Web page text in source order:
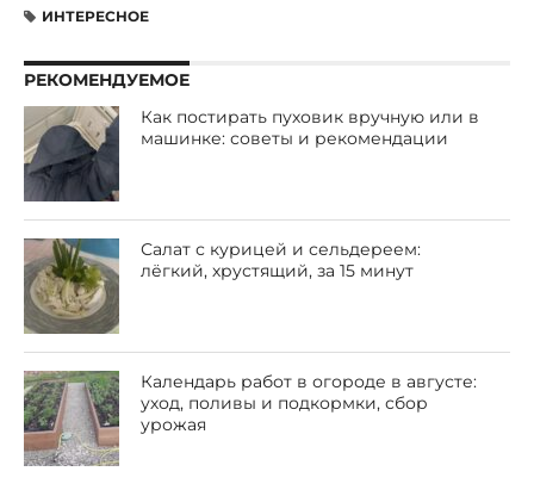
ИНТЕРЕСНОЕ
РЕКОМЕНДУЕМОЕ
Как постирать пуховик вручную или в
машинке: советы и рекомендации
Салат с курицей и сельдереем:
лёгкий, хрустящий, за 15 минут
Календарь работ в огороде в августе:
уход, поливы и подкормки, сбор
урожая